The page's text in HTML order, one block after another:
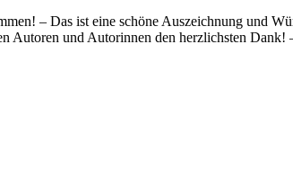
– Das ist eine schöne Auszeichnung und
Autoren und Autorinnen den herzlichsten